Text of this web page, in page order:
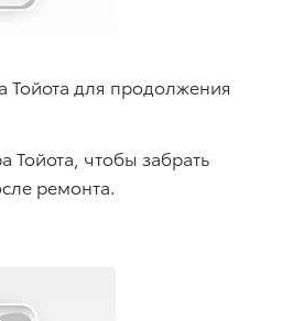
Тойота для продолжения
Тойота, чтобы забрать
ремонта.